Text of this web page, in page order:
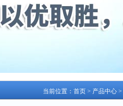
当前位置： 首页 > 产品中心 >